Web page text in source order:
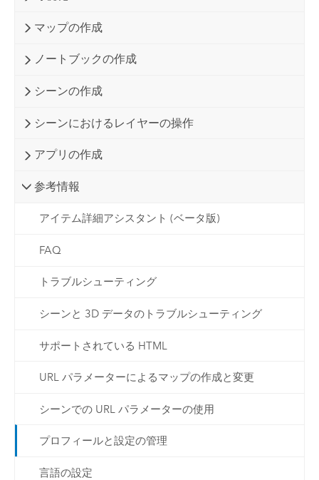
マップの作成
ノートブックの作成
シーンの作成
シーンにおけるレイヤーの操作
アプリの作成
参考情報
アイテム詳細アシスタント (ベータ版)
FAQ
トラブルシューティング
シーンと 3D データのトラブルシューティング
サポートされている HTML
URL パラメーターによるマップの作成と変更
シーンでの URL パラメーターの使用
プロフィールと設定の管理
言語の設定